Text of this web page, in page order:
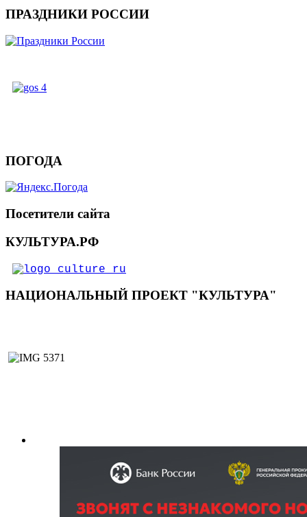
ПРАЗДНИКИ РОССИИ
ПОГОДА
Посетители сайта
КУЛЬТУРА.РФ
НАЦИОНАЛЬНЫЙ ПРОЕКТ "КУЛЬТУРА"